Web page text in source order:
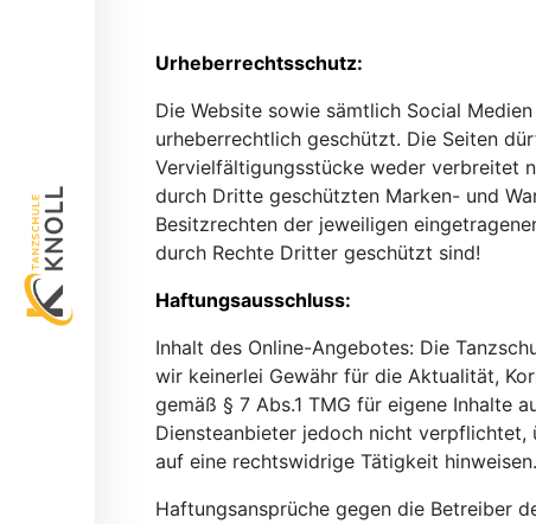
Urheberrechtsschutz:
Die Website sowie sämtlich Social
urheberrechtlich geschützt. Die Seiten
Vervielfältigungsstücke weder verbreitet
durch Dritte geschützten Marken- und
Besitzrechten der jeweiligen
durch Rechte Dritter geschützt sind!
Haftungsausschluss:
Inhalt des Online-Angebotes: Die
wir keinerlei Gewähr für die Aktualität,
gemäß § 7 Abs.1 TMG für eigene Inhalte
Diensteanbieter jedoch nicht
auf eine rechtswidrige Tätigkeit hinweisen.
Haftungsansprüche gegen die Betreiber